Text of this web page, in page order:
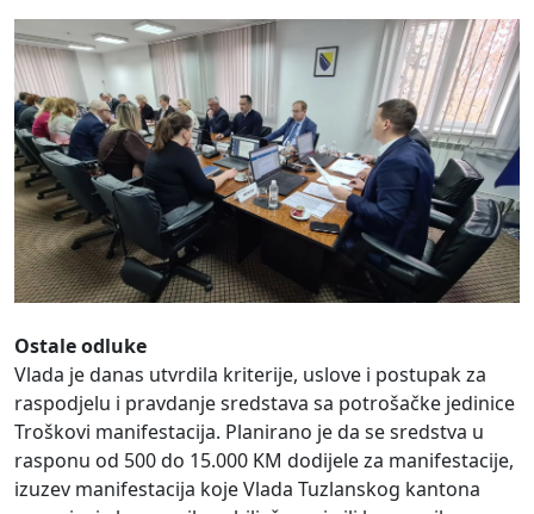
Ostale odluke
Vlada je danas utvrdila kriterije, uslove i postupak za
raspodjelu i pravdanje sredstava sa potrošačke jedinice
Troškovi manifestacija. Planirano je da se sredstva u
rasponu od 500 do 15.000 KM dodijele za manifestacije,
izuzev manifestacija koje Vlada Tuzlanskog kantona